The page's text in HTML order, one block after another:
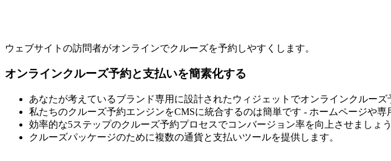
ウェブサイトの訪問者がオンラインでクルーズを予約しやすくします。
オンラインクルーズ予約と支払いを簡素化する
あなたが考えているブランド専用に設計されたウィジェットでオンラインクルーズ
私たちのクルーズ予約エンジンをCMSに統合するのは簡単です - ホームページや
効率的な5ステップのクルーズ予約プロセスでコンバージョン率を向上させましょう
クルーズパッケージのために複数の通貨と支払いツールを提供します。